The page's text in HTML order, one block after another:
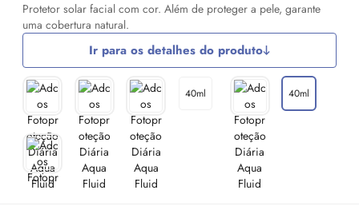
Protetor solar facial com cor. Além de proteger a pele, garante
uma cobertura natural.
Ir para os detalhes do produto
40ml 40ml